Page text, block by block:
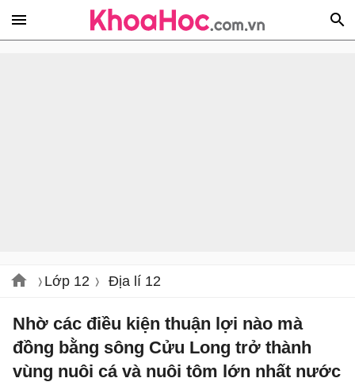
Lớp 12 Địa lí 12
Nhờ các điều kiện thuận lợi nào mà
đồng bằng sông Cửu Long trở thành
vùng nuôi cá và nuôi tôm lớn nhất nước